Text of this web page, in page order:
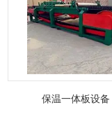
保温一体板设备